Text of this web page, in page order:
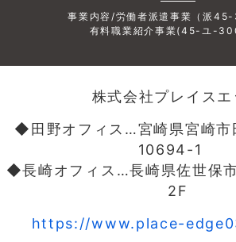
事業内容/労働者派遣事業（派
有料職業紹介事業(45-ユ-
株式会社プレイスエ
◆田野オフィス…宮崎県宮崎市
10694-1
◆長崎オフィス…長崎県佐世保
2F
https://www.place-